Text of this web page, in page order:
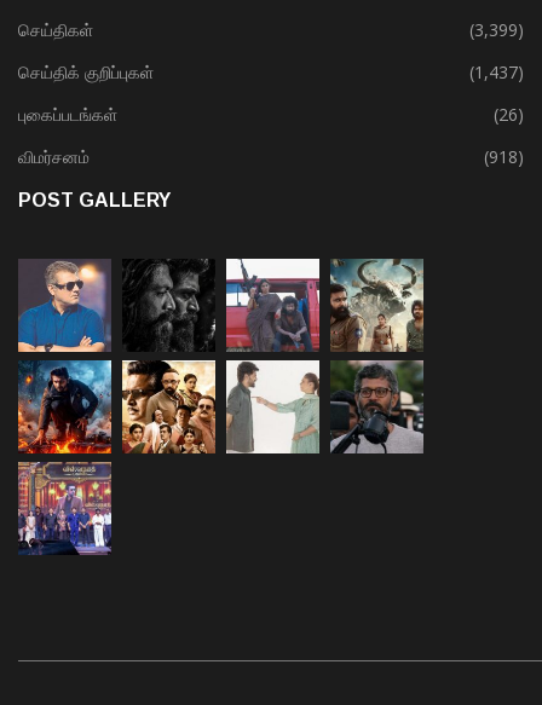
செய்திகள்
(3,399)
செய்திக் குறிப்புகள்
(1,437)
புகைப்படங்கள்
(26)
விமர்சனம்
(918)
POST GALLERY